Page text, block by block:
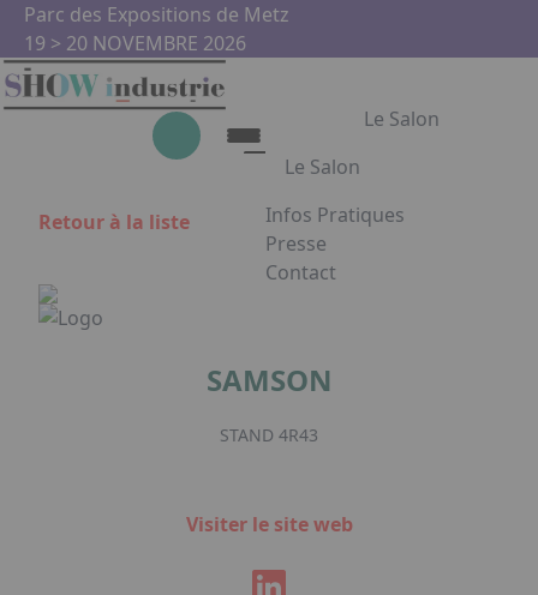
Aller au contenu principal
Parc des Expositions de Metz
19 > 20 NOVEMBRE 2026
Le Salon
Le Salon
Le Salon
Show Industrie
Infos Pratiques
Presse
Contact
Retour à la liste
SAMSON
STAND 4R43
Visiter le site web
Panneau de gestion des cookies